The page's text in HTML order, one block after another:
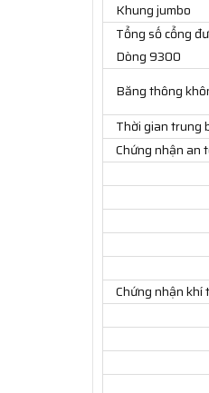
Khung jumbo
Tổng số cổng
Dòng 9300
Băng thông
Thời gian trung
Chứng nhận an
Chứng nhận khí